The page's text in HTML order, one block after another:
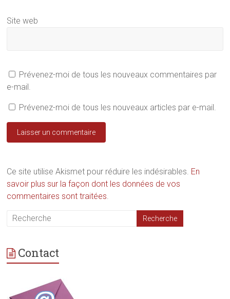
Site web
Prévenez-moi de tous les nouveaux commentaires par
e-mail.
Prévenez-moi de tous les nouveaux articles par e-mail.
Ce site utilise Akismet pour réduire les indésirables. En
savoir plus sur la façon dont les données de vos
commentaires sont traitées
Contact